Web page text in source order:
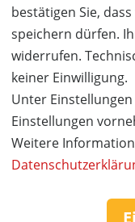
bestätigen Sie,
speichern dürfen.
widerrufen.
keiner Einwilligung.
Unter
Einstellungen
Weitere